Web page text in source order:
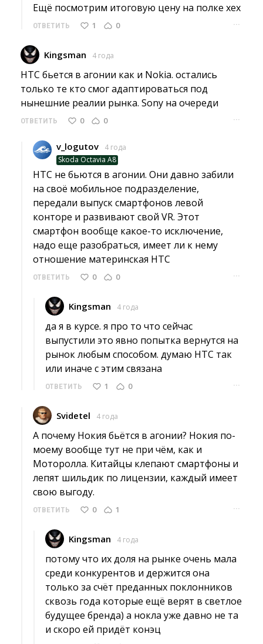
Ещё посмотрим итоговую цену на полке хех
ОТВЕТИТЬ 1 0 ···
Kingsman 4 года
HTC бьется в агонии как и Nokia. остались
только те кто смог адаптироваться под
нынешние реалии рынка. Sony на очереди
ОТВЕТИТЬ 0 0 ···
v_logutov
4 года
Skoda Octavia A8
HTC не бьются в агонии. Они давно забили
на своё мобильное подразделение,
передали выпуск смартфонов левой
конторе и развивают свой VR. Этот
смартфон вообще какое-то исключение,
надо еще разобраться, имеет ли к нему
отношение материнская HTC
ОТВЕТИТЬ 0 0 ···
Kingsman 4 года
да я в курсе. я про то что сейчас
выпустили это явно попытка вернутся на
рынок любым способом. думаю HTC так
или иначе с этим связана
ОТВЕТИТЬ 1 0 ···
Svidetel 4 года
А почему Нокия бьётся в агонии? Нокия по-
моему вообще тут не при чём, как и
Моторолла. Китайцы клепают смартфоны и
лепят шильдик по лицензии, каждый имеет
свою выгоду.
ОТВЕТИТЬ 0 1 ···
Kingsman 4 года
потому что их доля на рынке очень мала
среди конкурентов и держится она
только за счёт преданных поклонников
сквозь года которые ещё верят в светлое
будущее бренда) а нокла уже давно не та
и скоро ей придёт конэц